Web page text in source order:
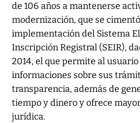
de 106 años a mantenerse
modernización, que se
implementación del Sistema
Inscripción Registral (SEIR),
2014, el que permite al
informaciones sobre sus
transparencia, además de
tiempo y dinero y ofrece
jurídica.